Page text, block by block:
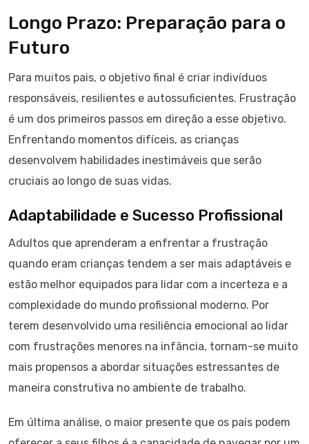
Longo Prazo: Preparação para o
Futuro
Para muitos pais, o objetivo final é criar indivíduos
responsáveis, resilientes e autossuficientes. Frustração
é um dos primeiros passos em direção a esse objetivo.
Enfrentando momentos difíceis, as crianças
desenvolvem habilidades inestimáveis que serão
cruciais ao longo de suas vidas.
Adaptabilidade e Sucesso Profissional
Adultos que aprenderam a enfrentar a frustração
quando eram crianças tendem a ser mais adaptáveis e
estão melhor equipados para lidar com a incerteza e a
complexidade do mundo profissional moderno. Por
terem desenvolvido uma resiliência emocional ao lidar
com frustrações menores na infância, tornam-se muito
mais propensos a abordar situações estressantes de
maneira construtiva no ambiente de trabalho.
Em última análise, o maior presente que os pais podem